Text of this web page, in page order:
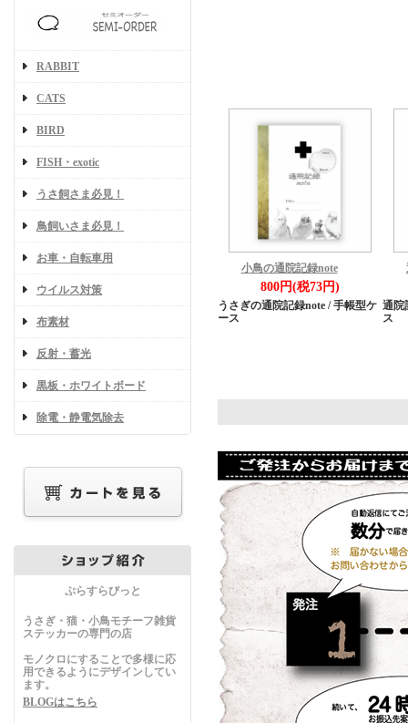
RABBIT
CATS
BIRD
FISH・exotic
うさ飼さま必見！
鳥飼いさま必見！
お車・自転車用
ウイルス対策
布素材
反射・蓄光
黒板・ホワイトボード
除電・静電気除去
ぷらすらびっと
うさぎ・猫・小鳥モチーフ雑貨
ステッカーの専門の店
モノクロにすることで多様に応
用できるようにデザインしてい
ます。
BLOGはこちら
小鳥の通院記録note
800円(税73円)
うさぎの通院記録note / 手帳型ケ
ース
通院
ス